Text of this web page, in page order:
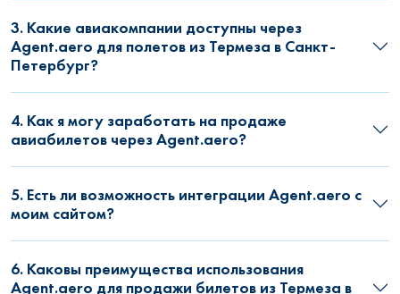
3. Какие авиакомпании доступны через
Agent.aero для полетов из Термеза в Санкт-
Петербург?
4. Как я могу заработать на продаже
авиабилетов через Agent.aero?
5. Есть ли возможность интеграции Agent.aero с
моим сайтом?
6. Каковы преимущества использования
Agent.aero для продажи билетов из Термеза в